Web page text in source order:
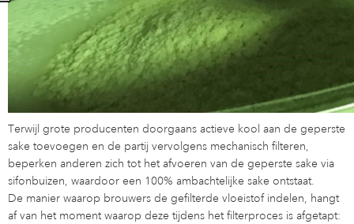
Terwijl grote producenten doorgaans actieve kool aan de geperste
sake toevoegen en de partij vervolgens mechanisch filteren,
beperken anderen zich tot het afvoeren van de geperste sake via
sifonbuizen, waardoor een 100% ambachtelijke sake ontstaat.
De manier waarop brouwers de gefilterde vloeistof indelen, hangt
af van het moment waarop deze tijdens het filterproces is afgetapt: